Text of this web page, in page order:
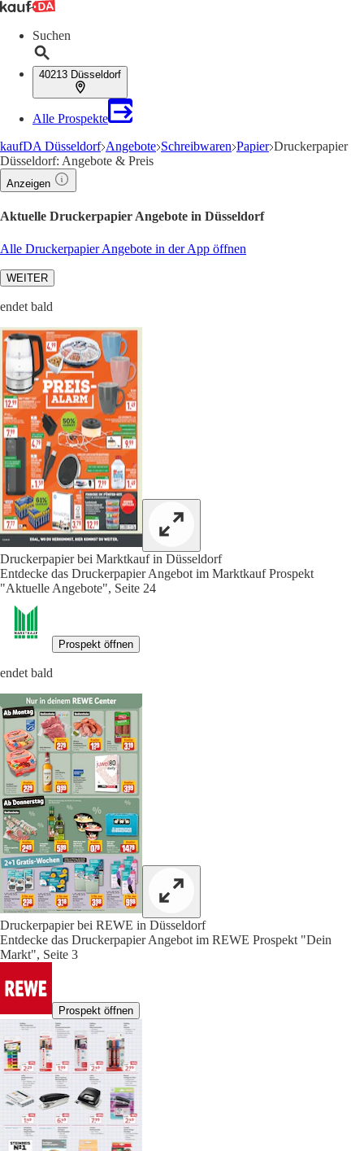
Suchen
40213 Düsseldorf
Alle Prospekte
kaufDA Düsseldorf Angebote Schreibwaren Papier Druckerpapier
Düsseldorf: Angebote & Preis
Anzeigen
Aktuelle Druckerpapier Angebote in Düsseldorf
Alle Druckerpapier Angebote in der App öffnen
WEITER
endet bald
Druckerpapier bei Marktkauf in Düsseldorf
Entdecke das Druckerpapier Angebot im Marktkauf Prospekt
"Aktuelle Angebote", Seite 24
Prospekt öffnen
endet bald
Druckerpapier bei REWE in Düsseldorf
Entdecke das Druckerpapier Angebot im REWE Prospekt "Dein
Markt", Seite 3
Prospekt öffnen